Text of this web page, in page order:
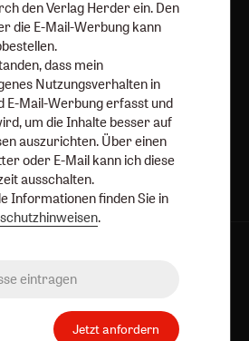
Jetzt anmelden
Impressum
den Verlag Herder ein. Den
die E-Mail-Werbung kann
dass mein
Nutzungsverhalten in
E-Mail-Werbung erfasst und
um die Inhalte besser auf
auszurichten. Über einen
oder E-Mail kann ich diese
ausschalten.
Informationen finden Sie in
.
Jetzt anfordern